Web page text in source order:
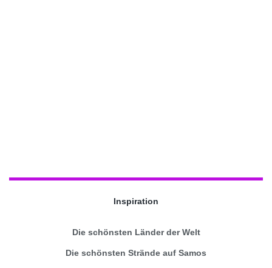
Inspiration
Die schönsten Länder der Welt
Die schönsten Strände auf Samos